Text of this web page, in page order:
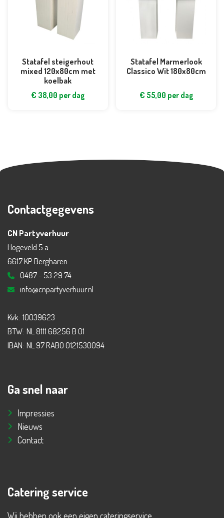
Statafel steigerhout
mixed 120x80cm met
koelbak
€ 38,00 per dag
Statafel Marmerlook
Classico Wit 180x80cm
€ 55,00 per dag
Contactgegevens
CN Partyverhuur
Hogeveld 5 a
6617 KP Bergharen
0487 - 53 29 74
info@cnpartyverhuur.nl
Kvk: 10039623
BTW: NL 8111 68256 B 01
IBAN: NL 97 RABO 0121530094
Ga snel naar
Impressies
Nieuws
Contact
Catering service
Wij hebben ook een eigen cateringservice.